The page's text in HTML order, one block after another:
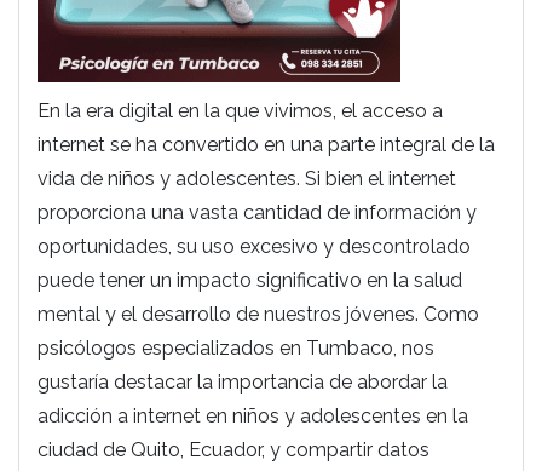
En la era digital en la que vivimos, el acceso a
internet se ha convertido en una parte integral de la
vida de niños y adolescentes. Si bien el internet
proporciona una vasta cantidad de información y
oportunidades, su uso excesivo y descontrolado
puede tener un impacto significativo en la salud
mental y el desarrollo de nuestros jóvenes. Como
psicólogos especializados en Tumbaco, nos
gustaría destacar la importancia de abordar la
adicción a internet en niños y adolescentes en la
ciudad de Quito, Ecuador, y compartir datos